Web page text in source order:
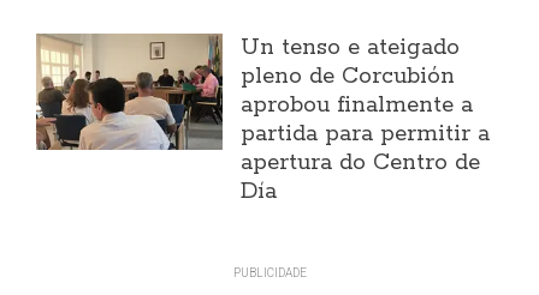
Un tenso e ateigado
pleno de Corcubión
aprobou finalmente a
partida para permitir a
apertura do Centro de
Día